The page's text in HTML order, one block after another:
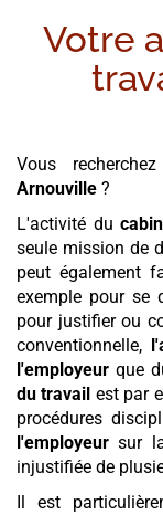
Votre
Vous
Arnouville ?
L'activité du
seule mission de
peut également
exemple pour se
pour justifier ou
conventionnelle,
l'employeur que
du travail est par
procédures
l'employeur sur
injustifiée de
Il est